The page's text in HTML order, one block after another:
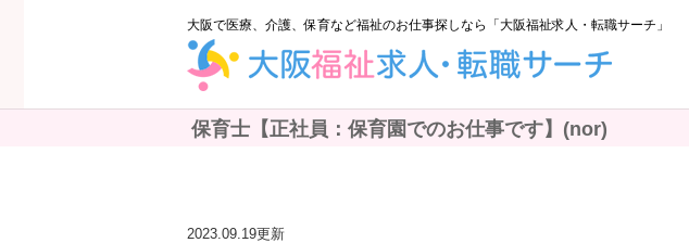
大阪で医療、介護、保育など福祉のお仕事探しなら「大阪福祉求人・転職サーチ」
保育士【正社員：保育園でのお仕事です】(nor)
2023.09.19更新